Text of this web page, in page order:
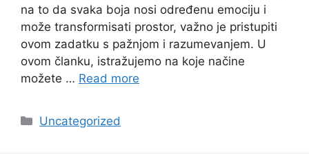
na to da svaka boja nosi određenu emociju i
može transformisati prostor, važno je pristupiti
ovom zadatku s pažnjom i razumevanjem. U
ovom članku, istražujemo na koje načine
možete … Read more
Categories
Uncategorized